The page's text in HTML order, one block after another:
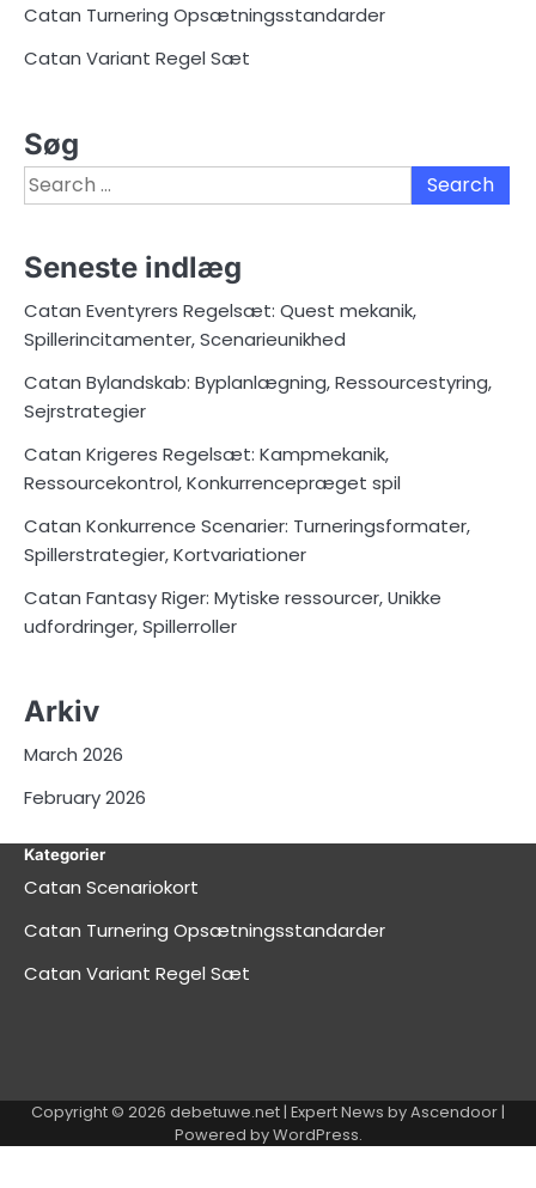
Catan Turnering Opsætningsstandarder
Catan Variant Regel Sæt
Søg
Search
for:
Seneste indlæg
Catan Eventyrers Regelsæt: Quest mekanik,
Spillerincitamenter, Scenarieunikhed
Catan Bylandskab: Byplanlægning, Ressourcestyring,
Sejrstrategier
Catan Krigeres Regelsæt: Kampmekanik,
Ressourcekontrol, Konkurrencepræget spil
Catan Konkurrence Scenarier: Turneringsformater,
Spillerstrategier, Kortvariationer
Catan Fantasy Riger: Mytiske ressourcer, Unikke
udfordringer, Spillerroller
Arkiv
March 2026
February 2026
Kategorier
Catan Scenariokort
Catan Turnering Opsætningsstandarder
Catan Variant Regel Sæt
Copyright © 2026 debetuwe.net| Expert News byAscendoor|
Powered byWordPress.